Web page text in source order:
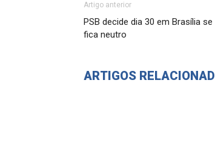
Artigo anterior
PSB decide dia 30 em Brasília
fica neutro
ARTIGOS